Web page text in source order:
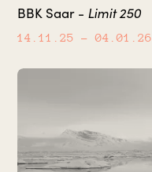
BBK Saar - Limit 250
14.11.25 – 04.01.26